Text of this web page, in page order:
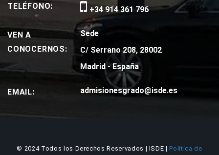
TELÉFONO: +34 914 361 796
VEN A
CONOCERNOS:
Sede
C/ Serrano 208, 28002
Madrid - España
EMAIL: admisionesgrado@isde.es
© 2024 Todos los Derechos Reservados | ISDE |Política de